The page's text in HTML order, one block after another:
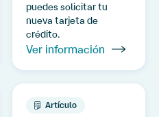
puedes solicitar tu
nueva tarjeta de
crédito.
Ver información
Artículo